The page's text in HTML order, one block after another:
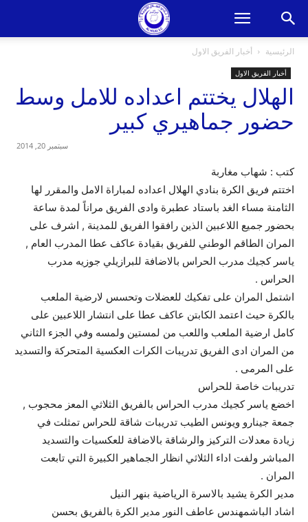
الرئيسية أخبار الفريق الاول
أخبار الفريق الاول
الهلال يختتم اعداده للامل وسط
حضور جماهيري كبير
سبتمبر 20, 2014
كتب : شهاب مغاربة
اختتم فريق الكرة بنادي الهلال اعداده لمباراة الامل والمقرر لها
الثامنة مساء الغد باستاد عطبرة وادى الفريق مراناً لمدة ساعة
بحضور جميع اللاعبين الذين رافقوا الفريق للمدينة , اشرف على
المران الطاقم الوطني للفريق بقيادة عاكف عطا المدرب العام ,
ياسر كجيك مدرب الحراس بالاضافة للبرازيلي جوزيه مدرب
الحراس .
اشتمل المران على تفكيك للعضلات وتحسس لارضية الملعب
بالكرة حيث اعتمد الكابتن عاكف عطا على انتشار اللاعبين على
كامل ارضية الملعب واللعب من لمستين ولمسه وفي الجزء الثاني
من المران ادى الفريق تدريبات الكرات العكسية المتحركة والتسديد
على المرمى .
تدريبات خاصة للحراس
اخضع ياسر كجيك مدرب الحراس بالفريق الثلاثي المعز محجوب ,
جمعة جينارو ويونس الطيب تدريبات شاقة للحراس تمثلت في
زيادة معدلات التركيز والرشاقة بالاضافة للعكسيات والتسديد
المباشر ولفت اداء الثلاثي انظار الجماهير الكبيرة التي تابعت
المران .
مدير الكرة يشيد بالاسرة الرياضية بنهر النيل
اشاد الباشمهندس عاطف النور مدير الكرة بالفريق بحسن